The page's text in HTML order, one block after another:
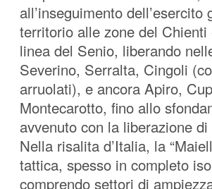
all’inseguimento
territorio alle zone del
linea del Senio, liberando
Severino, Serralta, Cingoli
arruolati), e ancora Apiro,
Montecarotto, fino allo
avvenuto con la liberazione
Nella risalita d’Italia, la
tattica, spesso in completo
comprendo settori di